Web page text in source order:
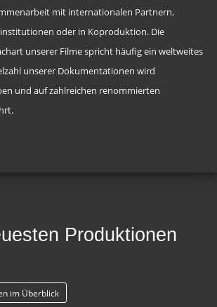
mit internationalen Partnern,
oder in Koproduktion. Die
unserer Filme spricht häufig ein weltweites
unserer Dokumentationen wird
und auf zahlreichen renommierten
Produktionen
im Überblick